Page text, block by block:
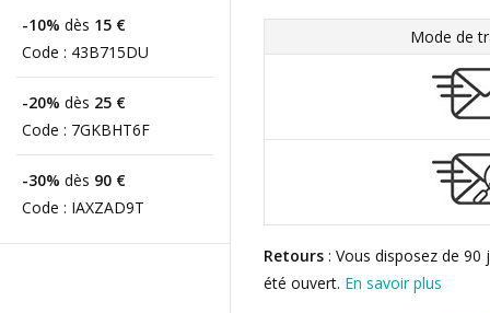
-10% dès 15 €
Code : 43B715DU
-20% dès 25 €
Code : 7GKBHT6F
-30% dès 90 €
Code : IAXZAD9T
Mode de
Retours : Vous disposez de
été ouvert. En savoir plus